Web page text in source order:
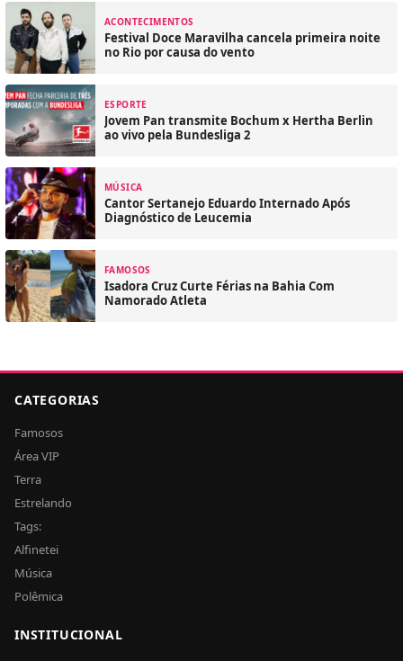
ACONTECIMENTOS
Festival Doce Maravilha cancela primeira noite
no Rio por causa do vento
ESPORTE
Jovem Pan transmite Bochum x Hertha Berlin
ao vivo pela Bundesliga 2
MÚSICA
Cantor Sertanejo Eduardo Internado Após
Diagnóstico de Leucemia
FAMOSOS
Isadora Cruz Curte Férias na Bahia Com
Namorado Atleta
CATEGORIAS
Famosos
Área VIP
Terra
Estrelando
Tags:
Alfinetei
Música
Polêmica
INSTITUCIONAL